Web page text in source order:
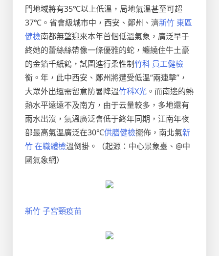
門地域將有35℃以上低溫，局地氣溫甚至可超
37℃。省會級城市中，西安、鄭州、濟新竹 東區
健檢南都無望迎來本年首個低溫氣象，廣泛早于
終她的蕾絲絲帶像一條優雅的蛇，纏繞住牛土豪
的金箔千紙鶴，試圖進行柔性制竹科 員工健檢
衡。年，此中西安、鄭州將遭受低溫“兩連擊”，
大眾外出還需留意防暑降溫竹科X光 。而南邊的熱
熱水平遠遠不及南方，由于云量較多，多地還有
雨水出沒，氣溫廣泛會低于終年同期，江南年夜
部最高氣溫廣泛在30℃供膳健檢擺佈，南北氣新
竹 在職體檢溫倒掛。（起源：中心景象臺、@中
國氣象網）
新竹 子宮頸疫苗